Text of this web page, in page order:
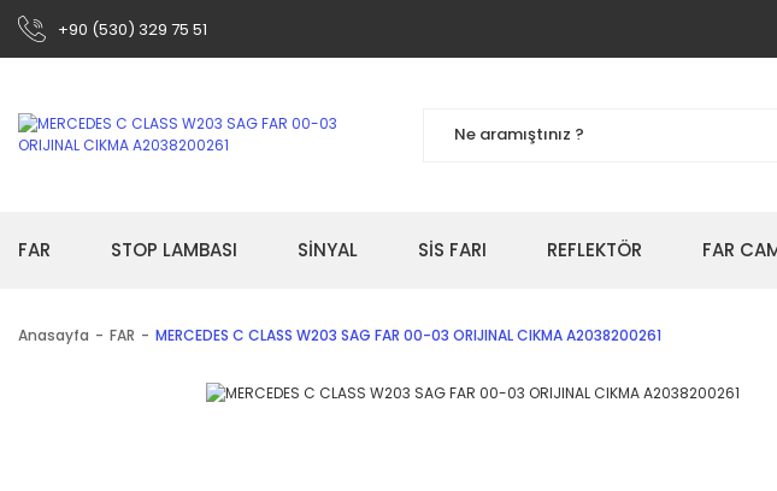
+90 (530) 329 75 51
FAR STOP LAMBASI SİNYAL SİS FARI REFLEKTÖR FAR
Anasayfa FAR MERCEDES C CLASS W203 SAG FAR 00-03 ORIJINAL CIKMA A2038200261